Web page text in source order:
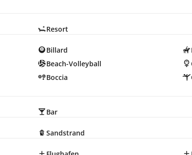
Resort
Billard
Beach-Volleyball
Boccia
Bar
Sandstrand